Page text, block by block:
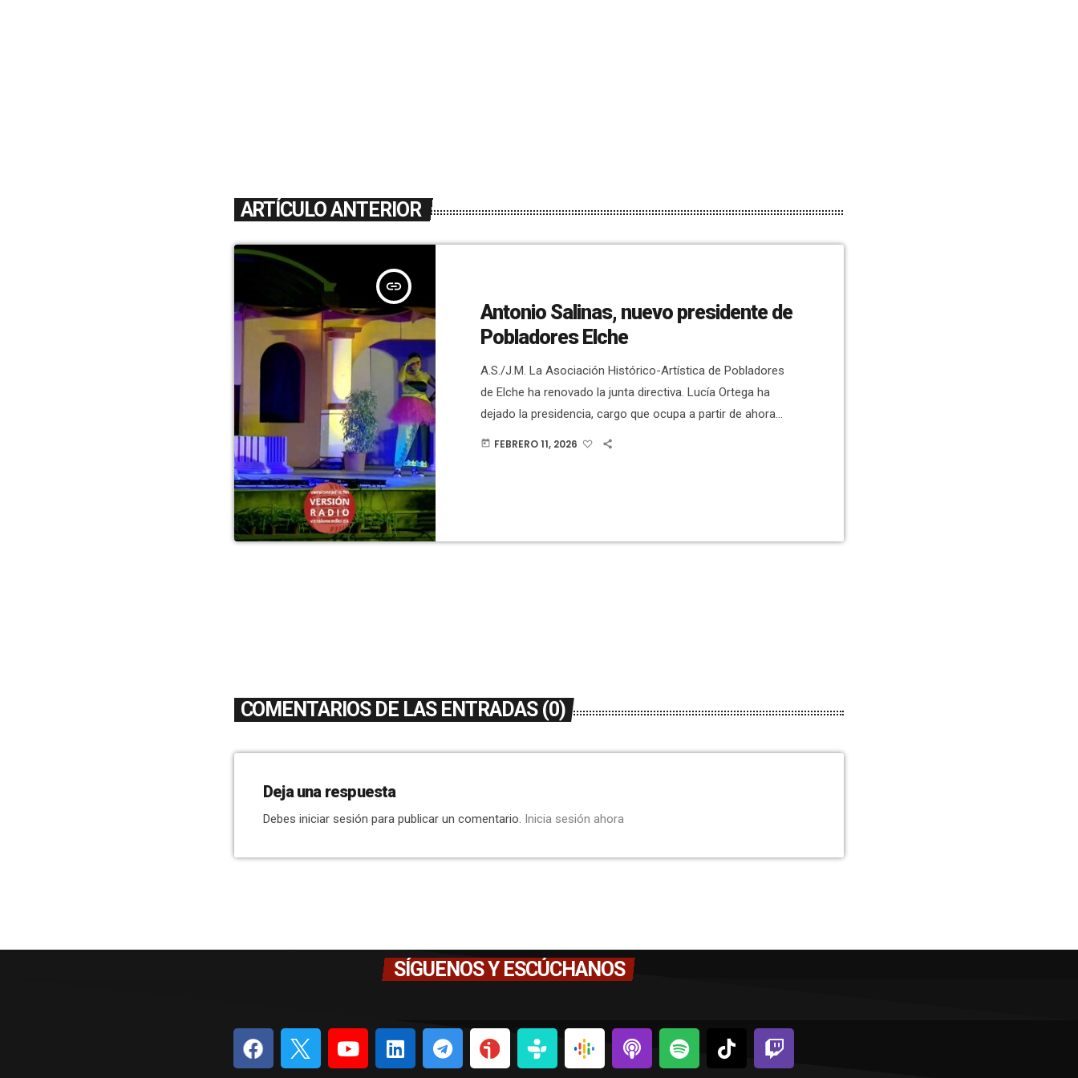
ARTÍCULO ANTERIOR
insert_link
Antonio Salinas, nuevo presidente de
Pobladores Elche
A.S./J.M. La Asociación Histórico-Artística de Pobladores
de Elche ha renovado la junta directiva. Lucía Ortega ha
dejado la presidencia, cargo que ocupa a partir de ahora
Antonio Salinas. El resto de cargos los ocupan Christian
agradecimiento a la junta saliente por […]
today FEBRERO 11, 2026
COMENTARIOS DE LAS ENTRADAS (0)
Deja una respuesta
Debes iniciar sesión para publicar un comentario. Inicia sesión ahora
SÍGUENOS Y ESCÚCHANOS